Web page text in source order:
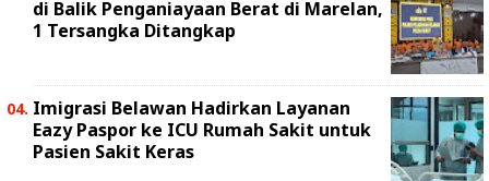
di Balik Penganiayaan Berat di Marelan,
1 Tersangka Ditangkap
Imigrasi Belawan Hadirkan Layanan
Eazy Paspor ke ICU Rumah Sakit untuk
Pasien Sakit Keras